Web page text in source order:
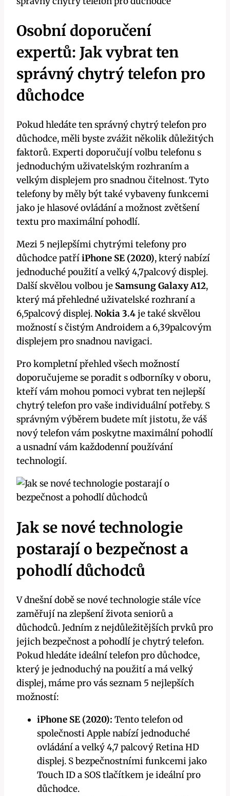
Osobní doporučení
expertů: Jak vybrat ten
správný chytrý telefon pro
důchodce
Pokud hledáte ten správný chytrý telefon pro
důchodce, měli byste zvážit několik důležitých
faktorů. Experti doporučují volbu telefonu s
jednoduchým uživatelským rozhraním a
velkým displejem pro snadnou čitelnost. Tyto
telefony by měly být také vybaveny funkcemi
jako je hlasové ovládání a možnost zvětšení
textu pro maximální pohodlí.
Mezi 5 nejlepšími chytrými telefony pro
důchodce patříiPhone SE (2020), který nabízí
jednoduché použití a velký 4,7palcový displej.
Další skvělou volbou je Samsung Galaxy A12,
který má přehledné uživatelské rozhraní a
6,5palcový displej.Nokia 3.4je také skvělou
možností s čistým Androidem a 6,39palcovým
displejem pro snadnou navigaci.
Pro kompletní přehled všech možností
doporučujeme se poradit s odborníky v oboru,
kteří vám mohou pomoci vybrat ten nejlepší
chytrý telefon pro vaše individuální potřeby. S
správným výběrem budete mít jistotu, že váš
nový telefon vám poskytne maximální pohodlí
a usnadní vám každodenní používání
technologií.
Jak se nové technologie
postarají o bezpečnost a
pohodlí důchodců
V dnešní době se nové technologie stále více
zaměřují na zlepšení života seniorů a
důchodců. Jedním z nejdůležitějších prvků pro
jejich bezpečnost a pohodlí je chytrý telefon.
Pokud hledáte ideální telefon pro důchodce,
který je jednoduchý na použití a má velký
displej, máme pro vás seznam 5 nejlepších
možností:
iPhone SE (2020): Tento telefon od
společnosti Apple nabízí jednoduché
ovládání a velký 4,7 palcový Retina HD
displej. S bezpečnostními funkcemi jako
Touch ID a SOS tlačítkem je ideální pro
důchodce.